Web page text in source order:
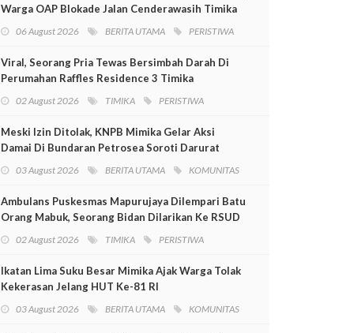
Warga OAP Blokade Jalan Cenderawasih Timika
06 August 2026 BERITA UTAMA PERISTIWA
Viral, Seorang Pria Tewas Bersimbah Darah Di
Perumahan Raffles Residence 3 Timika
02 August 2026 TIMIKA PERISTIWA
Meski Izin Ditolak, KNPB Mimika Gelar Aksi
Damai Di Bundaran Petrosea Soroti Darurat
03 August 2026 BERITA UTAMA KOMUNITAS
Ambulans Puskesmas Mapurujaya Dilempari Batu
Orang Mabuk, Seorang Bidan Dilarikan Ke RSUD
02 August 2026 TIMIKA PERISTIWA
Ikatan Lima Suku Besar Mimika Ajak Warga Tolak
Kekerasan Jelang HUT Ke-81 RI
03 August 2026 BERITA UTAMA KOMUNITAS